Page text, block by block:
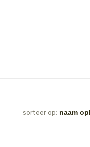
sorteer op: